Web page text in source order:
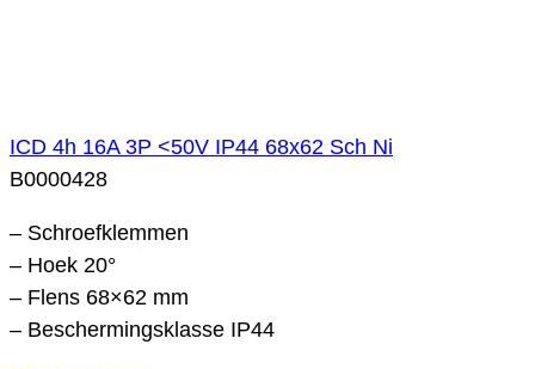
ICD 4h 16A 3P <50V IP44 68x62 Sch Ni
B0000428
– Schroefklemmen
– Hoek 20°
– Flens 68×62 mm
– Beschermingsklasse IP44